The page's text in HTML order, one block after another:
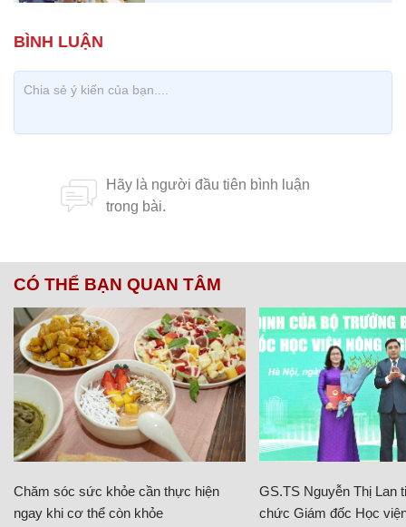
CÓ THỂ BẠN QUAN TÂM
Chăm sóc sức khỏe cần thực hiện
ngay khi cơ thể còn khỏe
GS.TS Nguyễn Thị Lan
chức Giám đốc Học